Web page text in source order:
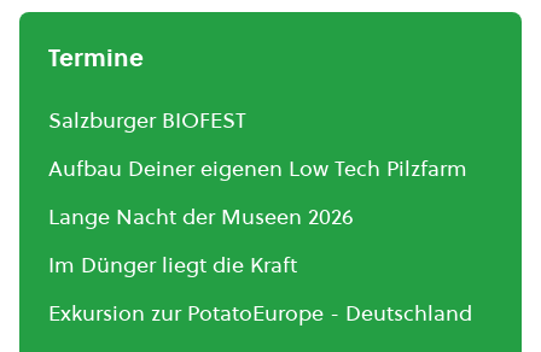
Termine
Salzburger BIOFEST
Aufbau Deiner eigenen Low Tech Pilzfarm
Lange Nacht der Museen 2026
Im Dünger liegt die Kraft
Exkursion zur PotatoEurope - Deutschland